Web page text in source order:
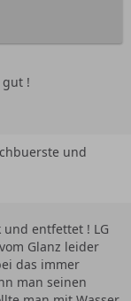
!
und
entfettet ! LG
Glanz leider
das immer
man seinen